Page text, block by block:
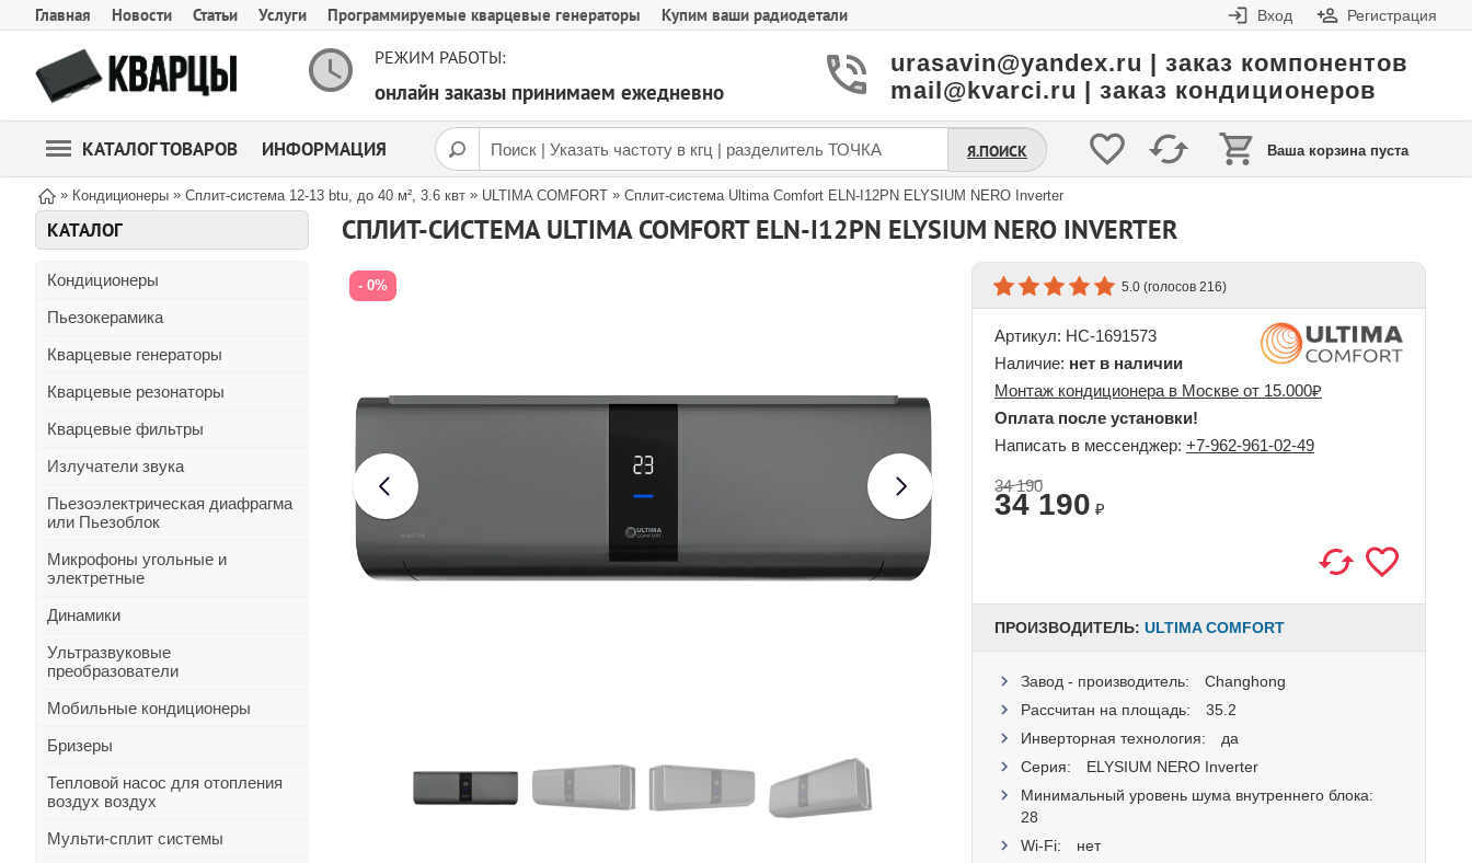
Главная Новости Статьи Услуги Программируемые кварцевые генераторы Купим ваши радиодетали Вход Регистрация
РЕЖИМ РАБОТЫ:
онлайн заказы принимаем ежедневно
urasavin@yandex.ru | заказ компонентов
mail@kvarci.ru | заказ кондиционеров
КАТАЛОГ ТОВАРОВ ИНФОРМАЦИЯ Ваша корзина пуста
Я.ПОИСК
» Кондиционеры » Сплит-система 12-13 btu, до 40 м², 3.6 квт » ULTIMA COMFORT » Сплит-система Ultima Comfort ELN-I12PN ELYSIUM NERO Inverter
КАТАЛОГ
Кондиционеры
Пьезокерамика
Кварцевые генераторы
Кварцевые резонаторы
Кварцевые фильтры
Излучатели звука
Пьезоэлектрическая диафрагма
или Пьезоблок
Микрофоны угольные и
электретные
Динамики
Ультразвуковые
преобразователи
Мобильные кондиционеры
Бризеры
Тепловой насос для отопления
воздух воздух
Мульти-сплит системы
СПЛИТ-СИСТЕМА ULTIMA COMFORT ELN-I12PN ELYSIUM NERO INVERTER
- 0% 5.0 (голосов 216)
Артикул: НС-1691573
Наличие: нет в наличии
Монтаж кондиционера в Москве от 15.000₽
Оплата после установки!
Написать в мессенджер: +7-962-961-02-49
34 190
34 190 ₽
ПРОИЗВОДИТЕЛЬ: ULTIMA COMFORT
Завод - производитель:
Changhong
Рассчитан на площадь:
35.2
Инверторная технология:
да
Серия:
ELYSIUM NERO Inverter
Минимальный уровень шума внутреннего блока:
28
Wi-Fi:
нет